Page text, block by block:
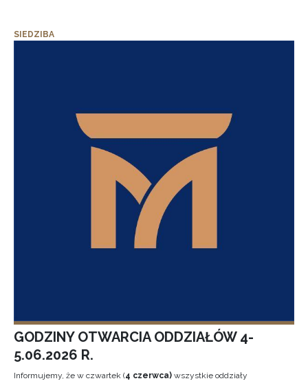
SIEDZIBA
GODZINY OTWARCIA ODDZIAŁÓW 4-
5.06.2026 R.
Informujemy, że w czwartek (4 czerwca) wszystkie oddziały